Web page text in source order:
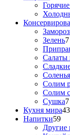
Зелень7
Салаты
Солим
Солим
Сушка7
Кухня мира43
Напитки59
Другие